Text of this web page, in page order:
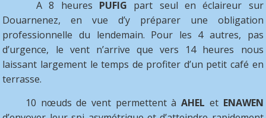
A 8 heures PUFIG part seul en éclaireur sur
Douarnenez, en vue d’y préparer une obligation
professionnelle du lendemain. Pour les 4 autres, pas
d’urgence, le vent n’arrive que vers 14 heures nous
laissant largement le temps de profiter d’un petit café en
terrasse.
10 nœuds de vent permettent àAHEL et ENAWEN